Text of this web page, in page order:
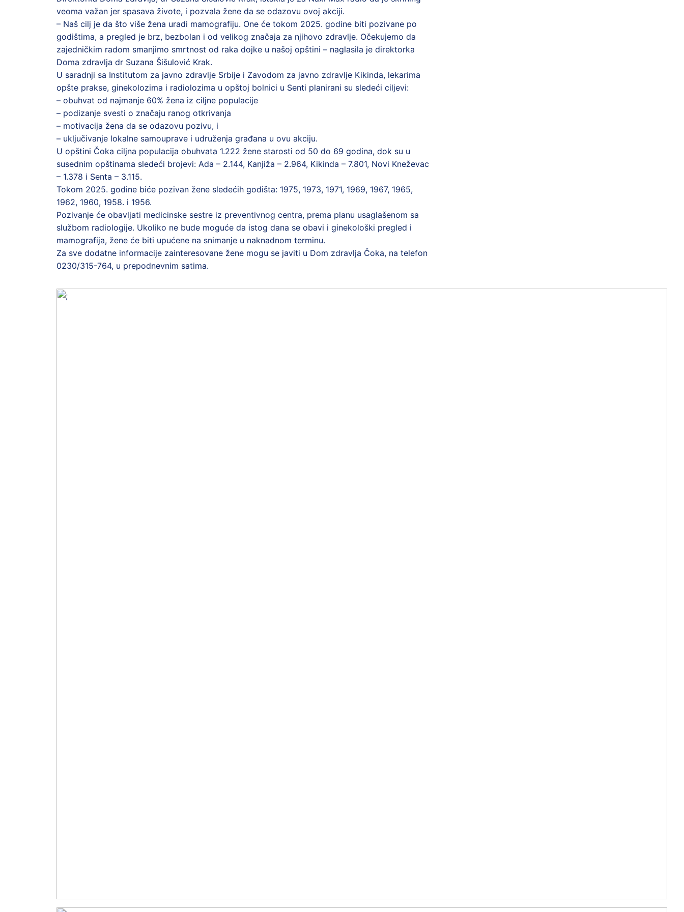
veoma važan jer spasava živote, i pozvala žene da se odazovu ovoj akciji.
– Naš cilj je da što više žena uradi mamografiju. One će tokom 2025. godine biti pozivane po
godištima, a pregled je brz, bezbolan i od velikog značaja za njihovo zdravlje. Očekujemo da
zajedničkim radom smanjimo smrtnost od raka dojke u našoj opštini – naglasila je direktorka
Doma zdravlja dr Suzana Šišulović Krak.
U saradnji sa Institutom za javno zdravlje Srbije i Zavodom za javno zdravlje Kikinda, lekarima
opšte prakse, ginekolozima i radiolozima u opštoj bolnici u Senti planirani su sledeći ciljevi:
– obuhvat od najmanje 60% žena iz ciljne populacije
– podizanje svesti o značaju ranog otkrivanja
– motivacija žena da se odazovu pozivu, i
– uključivanje lokalne samouprave i udruženja građana u ovu akciju.
U opštini Čoka ciljna populacija obuhvata 1.222 žene starosti od 50 do 69 godina, dok su u
susednim opštinama sledeći brojevi: Ada – 2.144, Kanjiža – 2.964, Kikinda – 7.801, Novi Kneževac
– 1.378 i Senta – 3.115.
Tokom 2025. godine biće pozivan žene sledećih godišta: 1975, 1973, 1971, 1969, 1967, 1965,
1962, 1960, 1958. i 1956.
Pozivanje će obavljati medicinske sestre iz preventivnog centra, prema planu usaglašenom sa
službom radiologije. Ukoliko ne bude moguće da istog dana se obavi i ginekološki pregled i
mamografija, žene će biti upućene na snimanje u naknadnom terminu.
Za sve dodatne informacije zainteresovane žene mogu se javiti u Dom zdravlja Čoka, na telefon
0230/315-764, u prepodnevnim satima.